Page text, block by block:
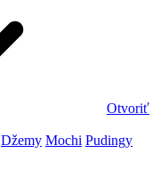
Otvoriť
Džemy Mochi Pudingy